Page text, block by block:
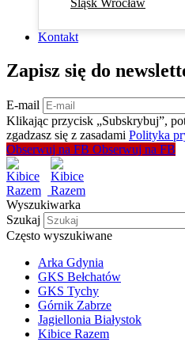
Kontakt
Zapisz się do
E-mail
Klikając przycisk „Subskrybuj”,
zgadzasz się z zasadami Polityka
Obserwuj na FB Obserwuj na FB
Wyszukiwarka
Szukaj
Często wyszukiwane
Arka Gdynia
GKS Bełchatów
GKS Tychy
Górnik Zabrze
Jagiellonia Białystok
Kibice Razem